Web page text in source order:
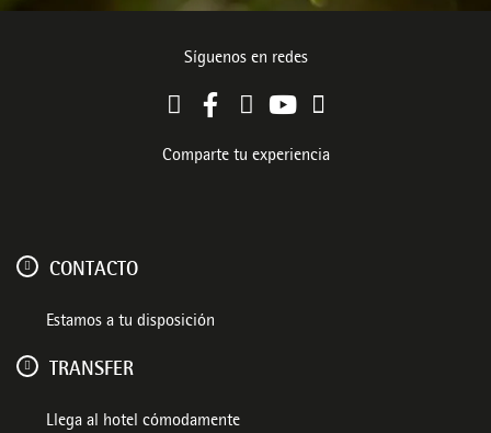
Síguenos en redes
Comparte tu experiencia
CONTACTO
Estamos a tu disposición
TRANSFER
Llega al hotel cómodamente